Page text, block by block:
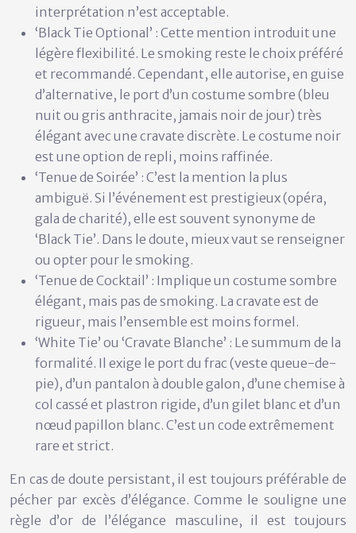
interprétation n’est acceptable.
‘Black Tie Optional’ : Cette mention introduit une
légère flexibilité. Le smoking reste le choix préféré
et recommandé. Cependant, elle autorise, en guise
d’alternative, le port d’un costume sombre (bleu
nuit ou gris anthracite, jamais noir de jour) très
élégant avec une cravate discrète. Le costume noir
est une option de repli, moins raffinée.
‘Tenue de Soirée’ : C’est la mention la plus
ambiguë. Si l’événement est prestigieux (opéra,
gala de charité), elle est souvent synonyme de
‘Black Tie’. Dans le doute, mieux vaut se renseigner
ou opter pour le smoking.
‘Tenue de Cocktail’ : Implique un costume sombre
élégant, mais pas de smoking. La cravate est de
rigueur, mais l’ensemble est moins formel.
‘White Tie’ ou ‘Cravate Blanche’ : Le summum de la
formalité. Il exige le port du frac (veste queue-de-
pie), d’un pantalon à double galon, d’une chemise à
col cassé et plastron rigide, d’un gilet blanc et d’un
nœud papillon blanc. C’est un code extrêmement
rare et strict.
En cas de doute persistant, il est toujours préférable de
pécher par excès d’élégance. Comme le souligne une
règle d’or de l’élégance masculine, il est toujours